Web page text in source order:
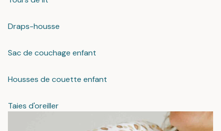
Draps-housse
Sac de couchage enfant
Housses de couette enfant
Taies d'oreiller